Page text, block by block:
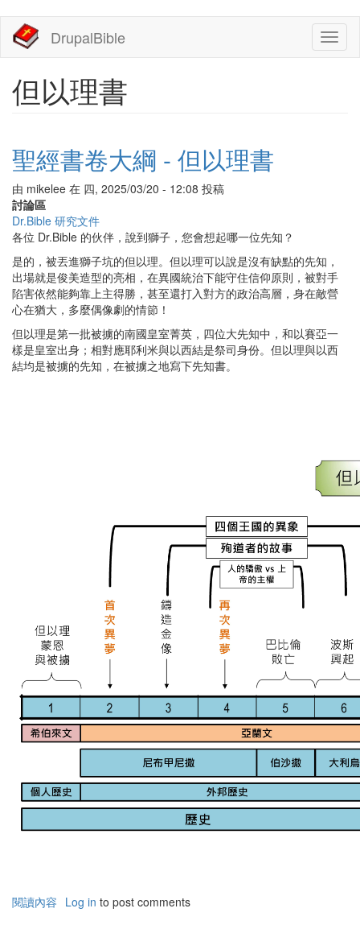
主
DrupalBible
但以理書
聖經書卷大綱 - 但以理書
由 mikelee 在 四, 2025/03/20 - 12:08 投稿
討論區
Dr.Bible 研究文件
各位 Dr.Bible 的伙伴，說到獅子，您會想起哪一位先知？
是的，被丟進獅子坑的但以理。但以理可以說是沒有缺點的先知，
出場就是俊美造型的亮相，在異國統治下能守住信仰原則，被對手
陷害依然能夠靠上主得勝，甚至還打入對方的政治高層，身在敵營
心在猶大，多麼偶像劇的情節！
但以理是第一批被擄的南國皇室菁英，四位大先知中，和以賽亞一
樣是皇室出身；相對應耶利米與以西結是祭司身份。但以理與以西
結均是被擄的先知，在被擄之地寫下先知書。
閱讀內容 有Log in to post comments